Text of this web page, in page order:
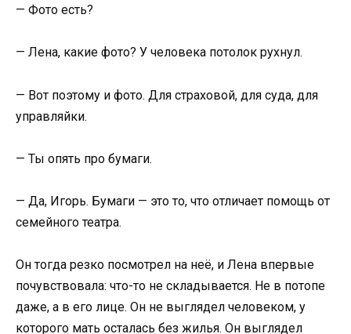
— Фото есть?
— Лена, какие фото? У человека потолок рухнул.
— Вот поэтому и фото. Для страховой, для суда, для
управляйки.
— Ты опять про бумаги.
— Да, Игорь. Бумаги — это то, что отличает помощь от
семейного театра.
Он тогда резко посмотрел на неё, и Лена впервые
почувствовала: что-то не складывается. Не в потопе
даже, а в его лице. Он не выглядел человеком, у
которого мать осталась без жилья. Он выглядел